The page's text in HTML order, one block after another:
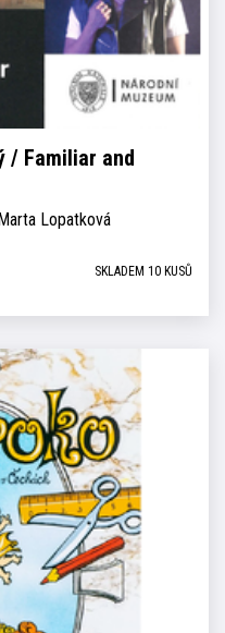
/ Familiar and
Lopatková
SKLADEM 10 KUSŮ